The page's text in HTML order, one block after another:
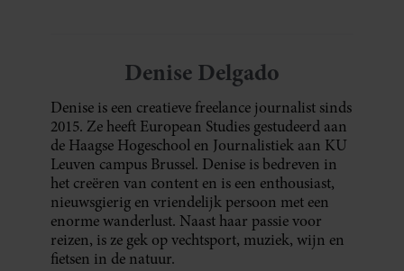
Denise Delgado
Denise is een creatieve freelance journalist sinds
2015. Ze heeft European Studies gestudeerd aan
de Haagse Hogeschool en Journalistiek aan KU
Leuven campus Brussel. Denise is bedreven in
het creëren van content en is een enthousiast,
nieuwsgierig en vriendelijk persoon met een
enorme wanderlust. Naast haar passie voor
reizen, is ze gek op vechtsport, muziek, wijn en
fietsen in de natuur.